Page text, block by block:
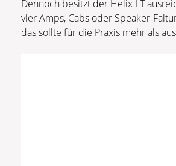
Dennoch besitzt der Helix LT
vier Amps, Cabs oder Speaker-
das sollte für die Praxis mehr als